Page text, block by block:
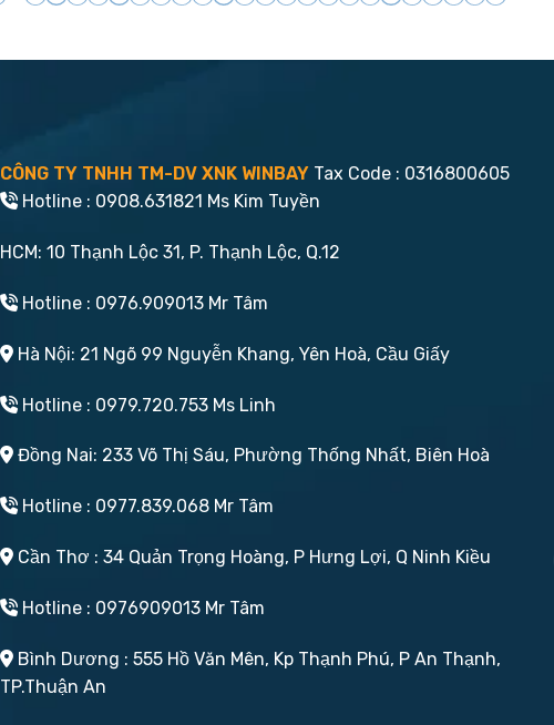
CÔNG TY TNHH TM-DV XNK WINBAY Tax Code : 0316800605
Hotline : 0908.631821 Ms Kim Tuyền
HCM: 10 Thạnh Lộc 31, P. Thạnh Lộc, Q.12
Hotline : 0976.909013 Mr Tâm
Hà Nội: 21 Ngõ 99 Nguyễn Khang, Yên Hoà, Cầu Giấy
Hotline : 0979.720.753 Ms Linh
Đồng Nai: 233 Võ Thị Sáu, Phường Thống Nhất, Biên Hoà
Hotline : 0977.839.068 Mr Tâm
Cần Thơ : 34 Quản Trọng Hoàng, P Hưng Lợi, Q Ninh Kiều
Hotline : 0976909013 Mr Tâm
Bình Dương : 555 Hồ Văn Mên, Kp Thạnh Phú, P An Thạnh,
TP.Thuận An